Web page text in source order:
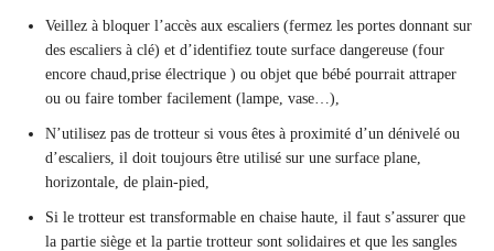
Veillez à bloquer l’accès aux escaliers (fermez les portes donnant sur
des escaliers à clé) et d’identifiez toute surface dangereuse (four
encore chaud,prise électrique ) ou objet que bébé pourrait attraper
ou ou faire tomber facilement (lampe, vase…),
N’utilisez pas de trotteur si vous êtes à proximité d’un dénivelé ou
d’escaliers, il doit toujours être utilisé sur une surface plane,
horizontale, de plain-pied,
Si le trotteur est transformable en chaise haute, il faut s’assurer que
la partie siège et la partie trotteur sont solidaires et que les sangles